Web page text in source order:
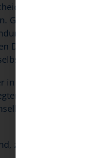
für eine
Gleichzeitig erhalten
denn
Dokumente vor, die
Leben
in der Pflege dann
Dokumente
heraus zu
zeigen wir Ihnen die